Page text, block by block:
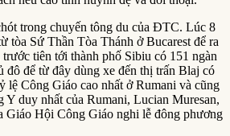
trong chuyến tông du của ĐTC. Lúc 8
tòa Sứ Thần Tòa Thánh ở Bucarest để ra
tiên tới thành phố Sibiu có 151 ngàn
đô để từ đây dùng xe đến thị trấn Blaj có
lệ Công Giáo cao nhất ở Rumani và cũng
Y duy nhất của Rumani, Lucian Muresan,
Giáo Hội Công Giáo nghi lễ đông phương